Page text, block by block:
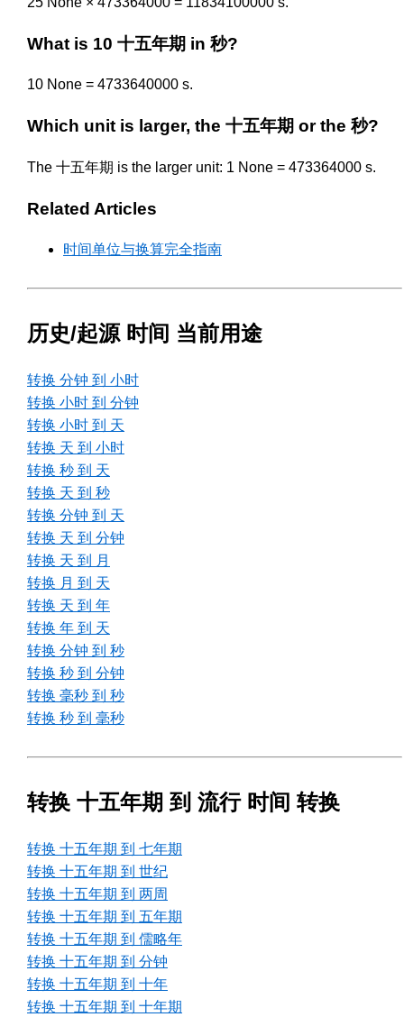
What is 10 十五年期 in 秒?
10 None = 4733640000 s.
Which unit is larger, the 十五年期 or the 秒?
The 十五年期 is the larger unit: 1 None = 473364000 s.
Related Articles
时间单位与换算完全指南
历史/起源 时间 当前用途
转换 分钟 到 小时
转换 小时 到 分钟
转换 小时 到 天
转换 天 到 小时
转换 秒 到 天
转换 天 到 秒
转换 分钟 到 天
转换 天 到 分钟
转换 天 到 月
转换 月 到 天
转换 天 到 年
转换 年 到 天
转换 分钟 到 秒
转换 秒 到 分钟
转换 毫秒 到 秒
转换 秒 到 毫秒
转换 十五年期 到 流行 时间 转换
转换 十五年期 到 七年期
转换 十五年期 到 世纪
转换 十五年期 到 两周
转换 十五年期 到 五年期
转换 十五年期 到 儒略年
转换 十五年期 到 分钟
转换 十五年期 到 十年
转换 十五年期 到 十年期